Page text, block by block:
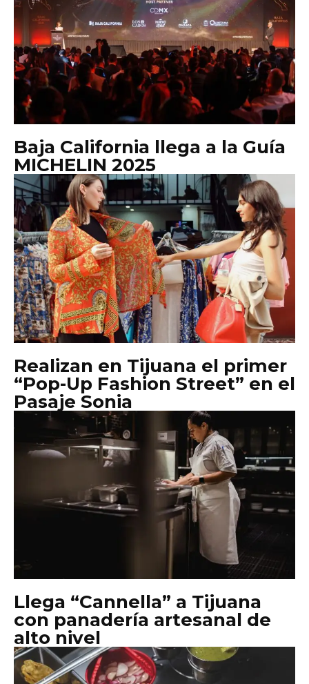
Baja California llega a la Guía
MICHELIN 2025
Realizan en Tijuana el primer
“Pop-Up Fashion Street” en el
Pasaje Sonia
Llega “Cannella” a Tijuana
con panadería artesanal de
alto nivel